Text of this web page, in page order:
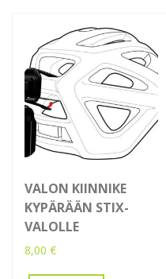
VALON KIINNIKE
KYPÄRÄÄN STIX-
VALOLLE
8,00 €